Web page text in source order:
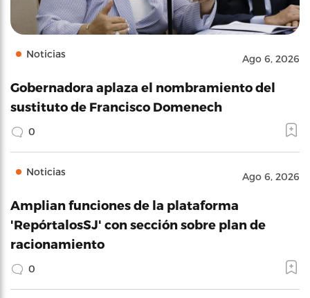
Noticias Ago 6, 2026
Gobernadora aplaza el nombramiento del
sustituto de Francisco Domenech
0
Noticias Ago 6, 2026
Amplian funciones de la plataforma
'RepórtalosSJ' con sección sobre plan de
racionamiento
0